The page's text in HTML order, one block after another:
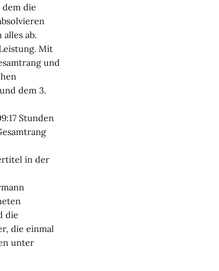
die
ab.
Mit
und
dem 3.
Stunden
in der
die
die einmal
unter